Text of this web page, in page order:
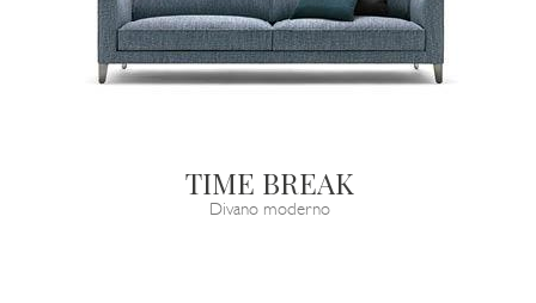
TIME BREAK
Divano moderno